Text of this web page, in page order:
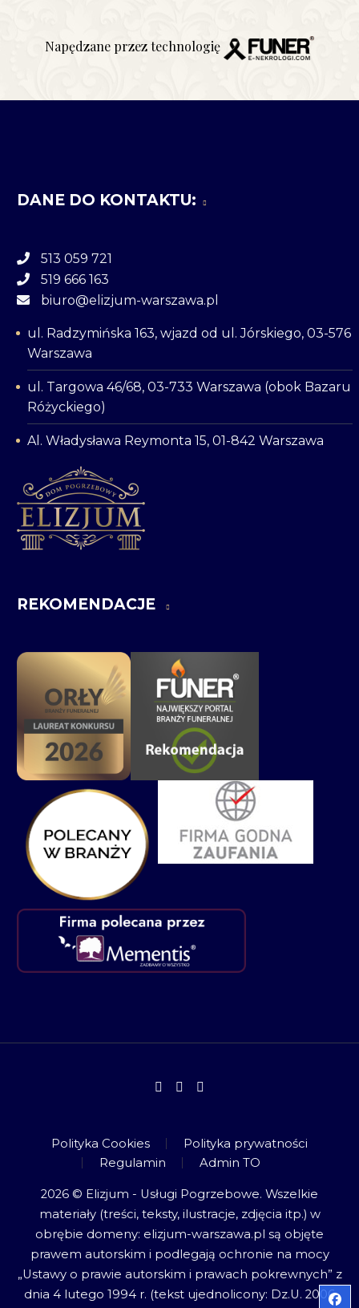
Napędzane przez technologię
DANE DO KONTAKTU:
513 059 721
519 666 163
biuro@elizjum-warszawa.pl
ul. Radzymińska 163, wjazd od ul. Jórskiego, 03-576
Warszawa
ul. Targowa 46/68, 03-733 Warszawa (obok Bazaru
Różyckiego)
Al. Władysława Reymonta 15, 01-842 Warszawa
REKOMENDACJE
Polityka Cookies
Polityka prywatności
Regulamin
Admin TO
2026 © Elizjum - Usługi Pogrzebowe. Wszelkie
materiały (treści, teksty, ilustracje, zdjęcia itp.) w
obrębie domeny: elizjum-warszawa.pl są objęte
prawem autorskim i podlegają ochronie na mocy
„Ustawy o prawie autorskim i prawach pokrewnych” z
dnia 4 lutego 1994 r. (tekst ujednolicony: Dz.U. 2006